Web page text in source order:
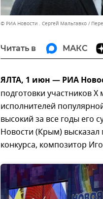
© РИА Новости . Сергей Мальгавко
Читать в МАКС
ЯЛТА, 1 июн — РИА
подготовки участников
исполнителей
высокий за все годы его
Новости (Крым)
конкурса, композитор